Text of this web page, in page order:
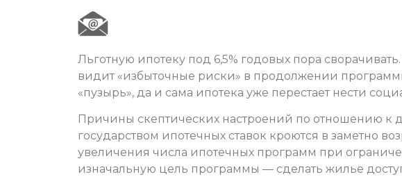
Льготную ипотеку под 6,5% годовых пора
видит «избыточные риски» в продолжении
«пузырь», да и сама ипотека уже перестает нести
Причины скептических настроений по отношению
государством ипотечных ставок кроются в заметно
увеличения числа ипотечных программ при
изначальную цель программы — сделать жилье